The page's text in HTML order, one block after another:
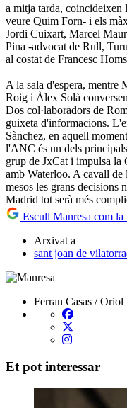
a mitja tarda, coincideixen
veure Quim Forn- i els
Jordi Cuixart, Marcel
Pina -advocat de Rull,
al costat de Francesc
A la sala d'espera, mentre
Roig i Àlex Solà
Dos col·laboradors de
guixeta d'informacions.
Sànchez, en aquell
l'ANC és un dels
grup de JxCat i impulsa la
amb Waterloo. A cavall
mesos les grans decisions
Madrid tot serà més
Escull Manresa com
Arxivat a
sant joan de
Ferran Casas / Oriol
Et pot interessar